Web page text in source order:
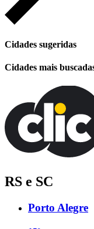
Cidades sugeridas
Cidades mais
RS e SC
Porto Alegre